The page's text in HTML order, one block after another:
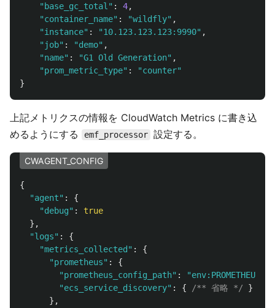
" base_gc_total" : 4,
"container_name" : "wildfly" ,
"instance" : "10.123.123.123:9990" ,
" job" : "demo" ,
"name" : "G1 Old Generation" ,
"prom_metric_type" : "counter"
}
上記メトリクスの情報を CloudWatch Metrics に書き込
めるようにする
emf_processor 設定する。
CWAGENT_CONFIG
{
"agent" :
{
"debug" :
true
},
"logs" :
{
"metrics_collected " :
{
"prometheus" :
{
"prometheus_config_path" : "
"ecs_service_discovery" : { /** 省略 */
}
},